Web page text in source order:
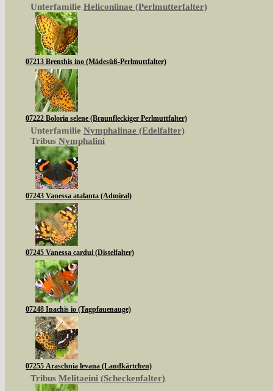
Unterfamilie Heliconiinae (Perlmutterfalter)
07213 Brenthis ino (Mädesüß-Perlmuttfalter)
07222 Boloria selene (Braunfleckiger Perlmuttfalter)
Unterfamilie Nymphalinae (Edelfalter)
Tribus Nymphalini
07243 Vanessa atalanta (Admiral)
07245 Vanessa cardui (Distelfalter)
07248 Inachis io (Tagpfauenauge)
07255 Araschnia levana (Landkärtchen)
Tribus Melitaeini (Scheckenfalter)